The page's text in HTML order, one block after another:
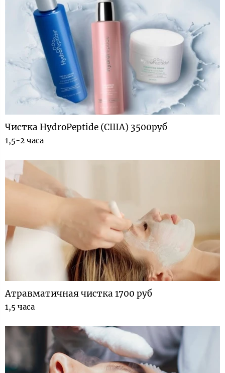
Чистка HydroPeptide (США) 3500руб
1,5-2 часа
Атравматичная чистка 1700 руб
1,5 часа